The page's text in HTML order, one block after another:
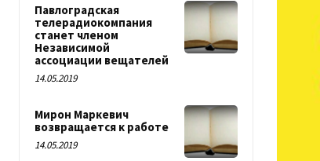
Павлоградская
телерадиокомпания
станет членом
Независимой
ассоциации вещателей
14.05.2019
Мирон Маркевич
возвращается к работе
14.05.2019